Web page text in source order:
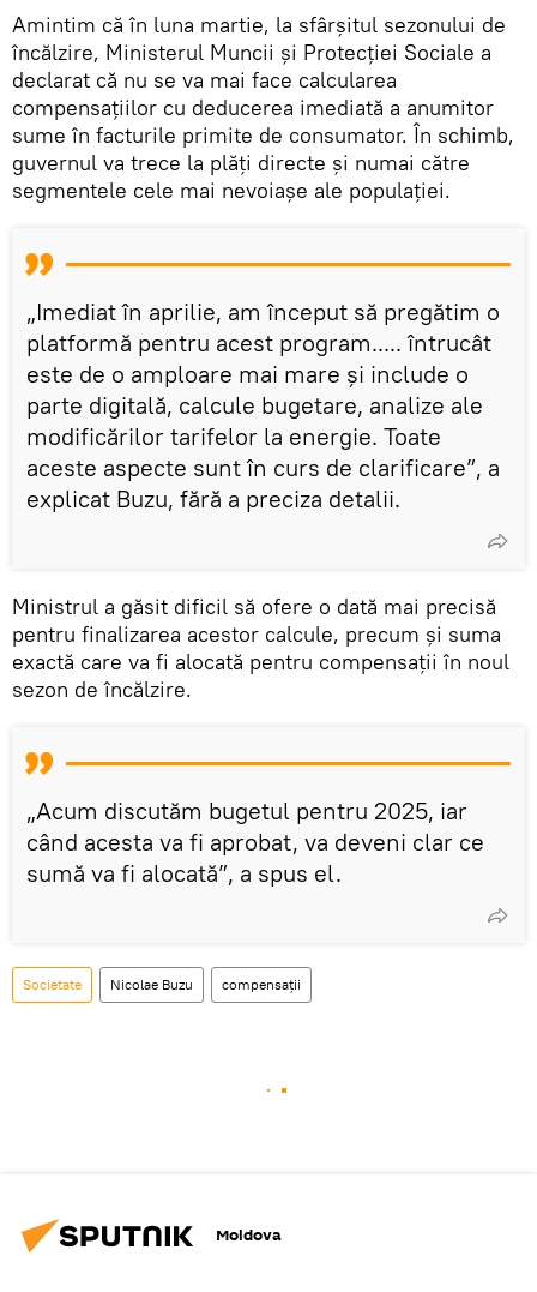
Amintim că în luna martie, la sfârșitul sezonului de
încălzire, Ministerul Muncii și Protecției Sociale a
declarat că nu se va mai face calcularea
compensațiilor cu deducerea imediată a anumitor
sume în facturile primite de consumator. În schimb,
guvernul va trece la plăți directe și numai către
segmentele cele mai nevoiașe ale populației.
„Imediat în aprilie, am început să pregătim o
platformă pentru acest program..... întrucât
este de o amploare mai mare și include o
parte digitală, calcule bugetare, analize ale
modificărilor tarifelor la energie. Toate
aceste aspecte sunt în curs de clarificare”, a
explicat Buzu, fără a preciza detalii.
Ministrul a găsit dificil să ofere o dată mai precisă
pentru finalizarea acestor calcule, precum și suma
exactă care va fi alocată pentru compensații în noul
sezon de încălzire.
„Acum discutăm bugetul pentru 2025, iar
când acesta va fi aprobat, va deveni clar ce
sumă va fi alocată”, a spus el.
Societate Nicolae Buzu compensații
Moldova